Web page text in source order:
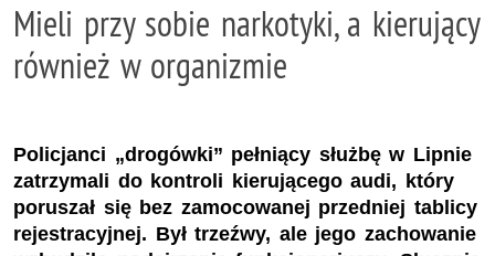
Mieli przy sobie narkotyki, a kierujący
również w organizmie
Policjanci „drogówki” pełniący służbę w Lipnie
zatrzymali do kontroli kierującego audi, który
poruszał się bez zamocowanej przedniej tablicy
rejestracyjnej. Był trzeźwy, ale jego zachowanie